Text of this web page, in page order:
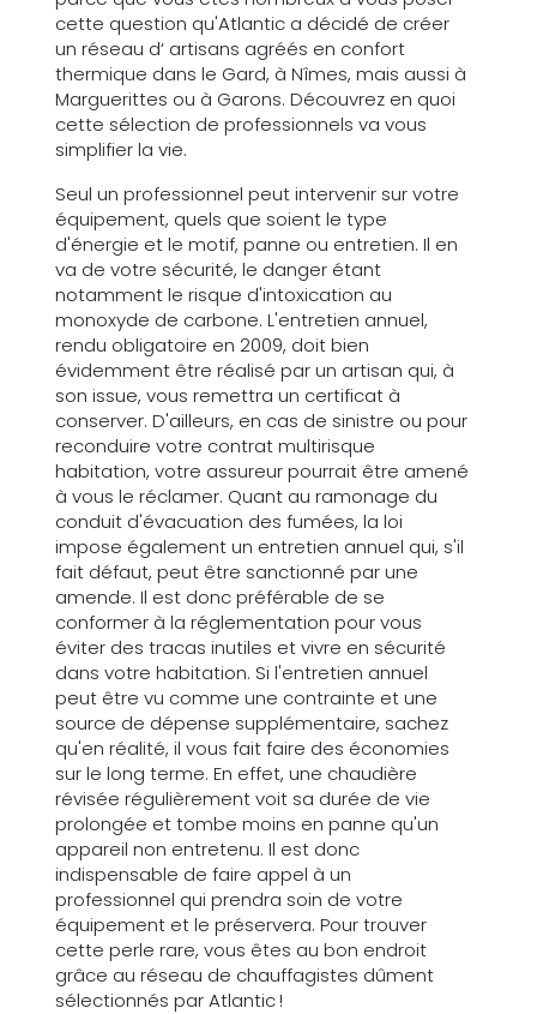
cette question qu'Atlantic a décidé de créer
un réseau d‘ artisans agréés en confort
thermique dans le Gard, à Nîmes, mais aussi à
Marguerittes ou à Garons. Découvrez en quoi
cette sélection de professionnels va vous
simplifier la vie.
Seul un professionnel peut intervenir sur votre
équipement, quels que soient le type
d'énergie et le motif, panne ou entretien. Il en
va de votre sécurité, le danger étant
notamment le risque d'intoxication au
monoxyde de carbone. L'entretien annuel,
rendu obligatoire en 2009, doit bien
évidemment être réalisé par un artisan qui, à
son issue, vous remettra un certificat à
conserver. D'ailleurs, en cas de sinistre ou pour
reconduire votre contrat multirisque
habitation, votre assureur pourrait être amené
à vous le réclamer. Quant au ramonage du
conduit d'évacuation des fumées, la loi
impose également un entretien annuel qui, s'il
fait défaut, peut être sanctionné par une
amende. Il est donc préférable de se
conformer à la réglementation pour vous
éviter des tracas inutiles et vivre en sécurité
dans votre habitation. Si l'entretien annuel
peut être vu comme une contrainte et une
source de dépense supplémentaire, sachez
qu'en réalité, il vous fait faire des économies
sur le long terme. En effet, une chaudière
révisée régulièrement voit sa durée de vie
prolongée et tombe moins en panne qu'un
appareil non entretenu. Il est donc
indispensable de faire appel à un
professionnel qui prendra soin de votre
équipement et le préservera. Pour trouver
cette perle rare, vous êtes au bon endroit
grâce au réseau de chauffagistes dûment
sélectionnés par Atlantic !